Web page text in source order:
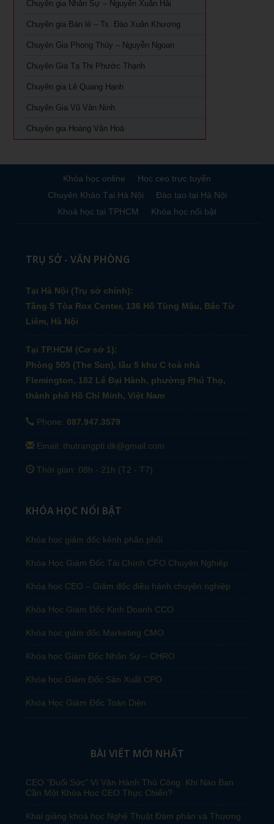
Khóa học Giám Đốc Nhân Sự tại TPHCM
Khoá Học Giám Đốc Kinh Doanh tại TPHCM
Chuyên gia Nhân Sự – Nguyễn Xuân Hải
Chuyên gia Bán lẻ – Ts. Đào Xuân Khương
Chuyên Gia Phong Thủy – Nguyễn Ngoan
Chuyên Gia Tạ Thị Phước Thạnh
Chuyên gia Lê Quang Hạnh
Chuyên Gia Vũ Văn Ninh
Chuyên gia Hoàng Văn Hoà
Khóa học online
Học ceo trực tuyến
Chuyên Khảo Tại Hà Nội
Đào tạo tại Hà Nội
Khoá học tại TPHCM
Khóa học nổi bật
TRỤ SỞ - VĂN PHÒNG
Tại Hà Nội (Trụ sở chính):
Tầng 5 Tòa Rox Center, 136 Hồ Tùng Mậu, Bắc Từ
Liêm, Hà Nội
Tại TP.HCM (Cơ sở 1):
Phòng 505 (The Sun), lầu 5 khu C toà nhà
Flemington, 182 Lê Đại Hành, phường Phú Thọ,
thành phố Hồ Chí Minh, Việt Nam
Phone: 087.947.3579
Email: thutrangpti.dk@gmail.com
Thời gian: 08h - 21h (T2 - T7)
KHÓA HỌC NỔI BẬT
Khóa học giám đốc kênh phân phối
Khóa Học Giám Đốc Tài Chính CFO Chuyên Nghiêp
Khóa học CEO – Giám đốc điều hành chuyên nghiệp
Khóa Học Giám Đốc Kinh Doanh CCO
Khóa học giám đốc Marketing CMO
Khóa học Giám Đốc Nhân Sự – CHRO
Khóa học Giám Đốc Sản Xuất CPO
Khóa Học Giám Đốc Toàn Diện
BÀI VIẾT MỚI NHẤT
CEO “Đuối Sức” Vì Vận Hành Thủ Công: Khi Nào Bạn
Cần Một Khóa Học CEO Thực Chiến?
Khai giảng khoá học Nghệ Thuật Đàm phán và Thương